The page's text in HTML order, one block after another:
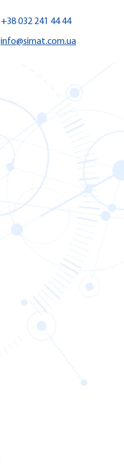
+38 032 241 44 44
info@simat.com.ua